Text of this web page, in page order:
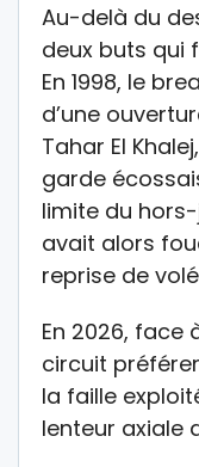
Au-delà du
deux buts qui
En 1998, le
d’une
Tahar El
garde
limite du
avait alors
reprise de
En 2026, face
circuit
la faille
lenteur axiale